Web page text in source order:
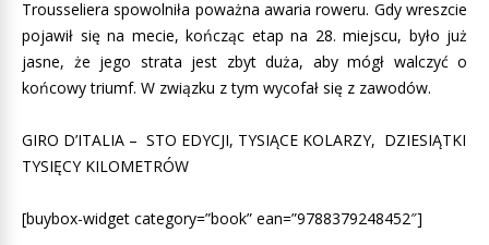
Trousseliera spowolniła poważna awaria roweru. Gdy wreszcie
pojawił się na mecie, kończąc etap na 28. miejscu, było już
jasne, że jego strata jest zbyt duża, aby mógł walczyć o
końcowy triumf. W związku z tym wycofał się z zawodów.
GIRO D’ITALIA – STO EDYCJI, TYSIĄCE KOLARZY, DZIESIĄTKI
TYSIĘCY KILOMETRÓW
[buybox-widget category=”book” ean=”9788379248452″]